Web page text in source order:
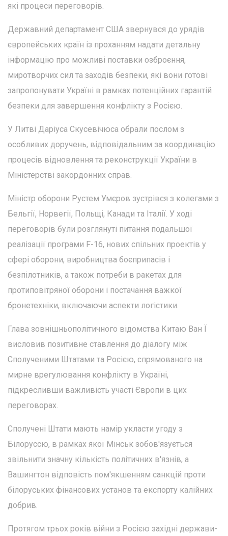
які процеси переговорів.
Державний департамент США звернувся до урядів
європейських країн із проханням надати детальну
інформацію про можливі поставки озброєння,
миротворчих сил та заходів безпеки, які вони готові
запропонувати Україні в рамках потенційних гарантій
безпеки для завершення конфлікту з Росією.
У Литві Даріуса Скусевічюса обрали послом з
особливих доручень, відповідальним за координацію
процесів відновлення та реконструкції України в
Міністерстві закордонних справ.
Міністр оборони Рустем Умєров зустрівся з колегами з
Бельгії, Норвегії, Польщі, Канади та Італії. У ході
переговорів були розглянуті питання подальшої
реалізації програми F-16, нових спільних проектів у
сфері оборони, виробництва боєприпасів і
безпілотників, а також потреби в ракетах для
протиповітряної оборони і постачання важкої
бронетехніки, включаючи аспекти логістики.
Глава зовнішньополітичного відомства Китаю Ван Ї
висловив позитивне ставлення до діалогу між
Сполученими Штатами та Росією, спрямованого на
мирне врегулювання конфлікту в Україні,
підкресливши важливість участі Європи в цих
переговорах.
Сполучені Штати мають намір укласти угоду з
Білоруссю, в рамках якої Мінськ зобов'язується
звільнити значну кількість політичних в'язнів, а
Вашингтон відповість пом'якшенням санкцій проти
білоруських фінансових установ та експорту калійних
добрив.
Протягом трьох років війни з Росією західні держави-